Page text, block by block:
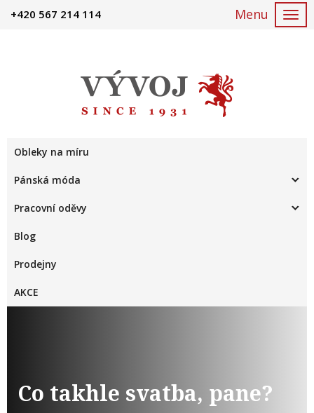
+420 567 214 114
Obleky na míru
Pánská móda
Pracovní oděvy
Blog
Prodejny
AKCE
Co takhle svatba, pane?